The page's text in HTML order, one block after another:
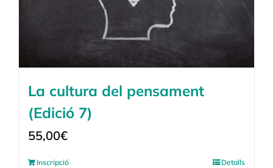
La cultura del pensament
(Edició 7)
55,00€
Inscripció Detalls